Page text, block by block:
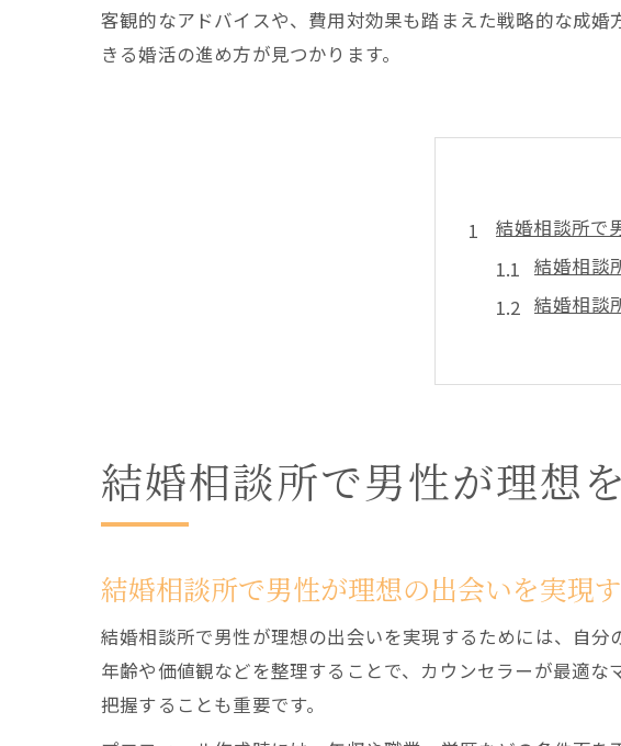
客観的なアドバイスや、費用対効果も踏まえた戦略的な成
きる婚活の進め方が見つかります。
結婚相談所で
結婚相談
結婚相談
結婚相
結婚相談
年収や容姿を
結婚相談
結婚相談
男性のス
年収や容
初めての結婚
結婚相談所で男性が理想
結婚相談所で男性が理想の出会いを実現
結婚相談所で男性が理想の出会いを実現するためには、自
年齢や価値観などを整理することで、カウンセラーが最適
把握することも重要です。